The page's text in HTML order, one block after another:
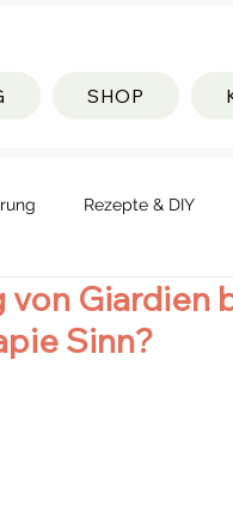
Rezepte & DIY
von Giardien
Sinn?
bewertet.
SHOP